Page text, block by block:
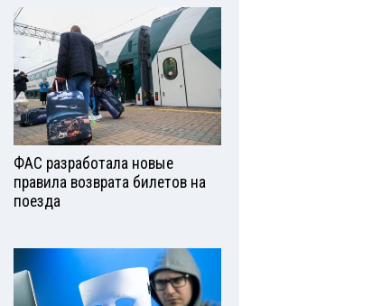
ФАС разработала новые
правила возврата билетов на
поезда